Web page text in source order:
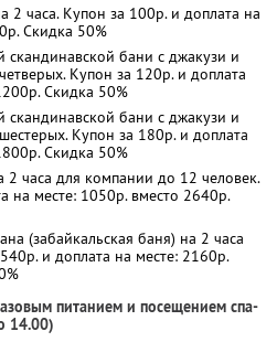
2 часа. Купон за 100р. и доплата на
Скидка 50%
бани с джакузи и
Купон за 120р. и доплата
Скидка 50%
бани с джакузи и
Купон за 180р. и доплата
Скидка 50%
часа для компании до 12 человек.
на месте: 1050р. вместо 2640р.
(забайкальская баня) на 2 часа
и доплата на месте: 2160р.
питанием и посещением спа-
14.00)